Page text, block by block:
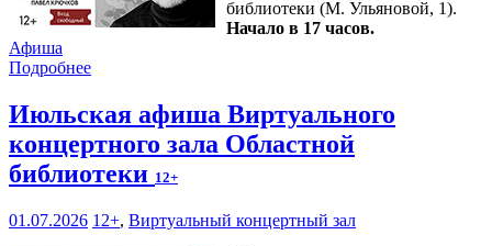
библиотеки (М. Ульяновой, 1).
Начало в 17 часов.
Афиша
Подробнее
Июльская афиша Виртуального
концертного зала Областной
библиотеки 12+
01.07.2026 12+, Виртуальный концертный зал